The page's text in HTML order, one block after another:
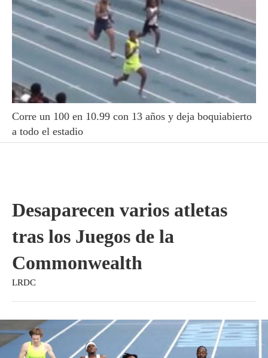
Corre un 100 en 10.99 con 13 años y deja boquiabierto
a todo el estadio